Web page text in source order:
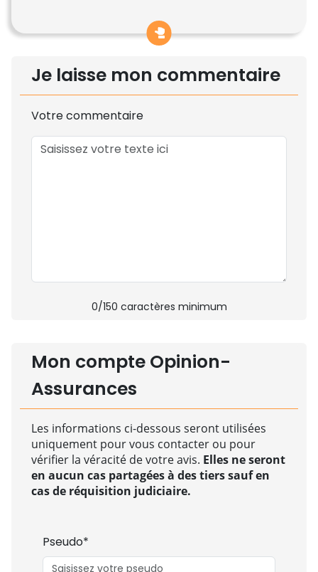
Je laisse mon commentaire
Votre commentaire
0/150 caractères minimum
Mon compte Opinion-
Assurances
Les informations ci-dessous seront utilisées
uniquement pour vous contacter ou pour
vérifier la véracité de votre avis. Elles ne seront
en aucun cas partagées à des tiers sauf en
cas de réquisition judiciaire.
Pseudo*